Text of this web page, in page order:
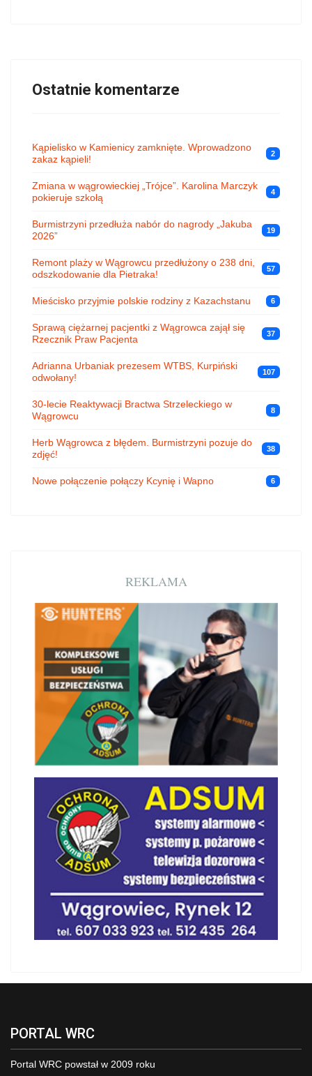
Ostatnie komentarze
Kąpielisko w Kamienicy zamknięte. Wprowadzono
zakaz kąpieli!
2
Zmiana w wągrowieckiej „Trójce”. Karolina Marczyk
pokieruje szkołą
4
Burmistrzyni przedłuża nabór do nagrody „Jakuba
2026”
19
Remont plaży w Wągrowcu przedłużony o 238 dni,
odszkodowanie dla Pietraka!
57
Mieścisko przyjmie polskie rodziny z Kazachstanu 6
Sprawą ciężarnej pacjentki z Wągrowca zajął się
Rzecznik Praw Pacjenta
37
Adrianna Urbaniak prezesem WTBS, Kurpiński
odwołany!
107
30-lecie Reaktywacji Bractwa Strzeleckiego w
Wągrowcu
8
Herb Wągrowca z błędem. Burmistrzyni pozuje do
zdjęć!
38
Nowe połączenie połączy Kcynię i Wapno 6
REKLAMA
PORTAL WRC
Portal WRC powstał w 2009 roku